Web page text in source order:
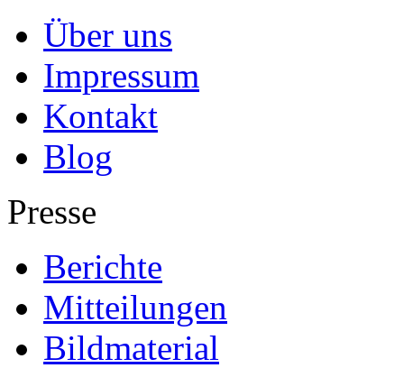
Über uns
Impressum
Kontakt
Blog
Presse
Berichte
Mitteilungen
Bildmaterial